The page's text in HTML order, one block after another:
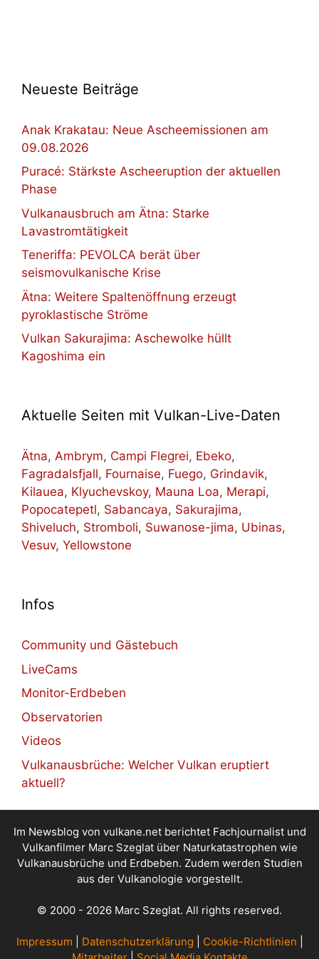
Neueste Beiträge
Anak Krakatau: Neue Ascheemissionen am
09.08.2026
Puracé: Stärkste Ascheeruption der aktuellen
Phase
Vulkanausbruch am Ätna: Starke
Lavastromtätigkeit
Teneriffa: PEVOLCA berät über
seismovulkanische Krise
Ätna: Weitere Spaltenöffnung erzeugt
pyroklastische Ströme
Vulkan Sakurajima: Aschewolke hüllt
Kagoshima ein
Aktuelle Seiten mit Vulkan-Live-Daten
Ätna, Ambrym, Campi Flegrei, Ebeko,
Fagradalsfjall, Fournaise, Fuego, Grindavik,
Kilauea, Klyuchevskoy, Mauna Loa, Merapi,
Popocatepetl, Sabancaya, Sakurajima,
Shiveluch, Stromboli, Suwanose-jima, Ubinas,
Vesuv, Yellowstone
Infos
Community und Gästebuch
LiveCams
Monitor-Erdbeben
Observatorien
Videos
Vulkanausbrüche: Welcher Vulkan eruptiert
aktuell?
Im Newsblog von vulkane.net berichtet Fachjournalist und
Vulkanfilmer Marc Szeglat über Naturkatastrophen wie
Vulkanausbrüche und Erdbeben. Zudem werden Studien
aus der Vulkanologie vorgestellt.
© 2000 - 2026 Marc Szeglat. All rights reserved.
Impressum Datenschutzerklärung Cookie-Richtlinien